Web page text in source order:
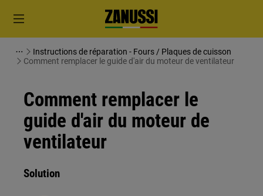
Instructions de réparation - Fours / Plaques de cuisson
Comment remplacer le guide d'air du moteur de ventilateur
Comment remplacer le
guide d'air du moteur de
ventilateur
Solution